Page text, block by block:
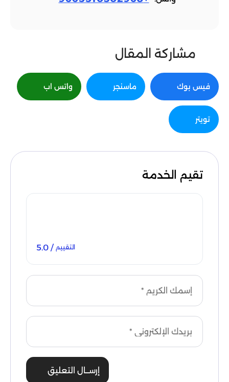
مشاركة المقال
فيس بوك ماسنجر واتس اب
تويتر
تقيم الخدمة
التقييم / 5.0
إرســال التعليق